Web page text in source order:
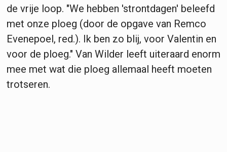
de vrije loop. "We hebben 'strontdagen' beleefd
met onze ploeg (door de opgave van Remco
Evenepoel, red.). Ik ben zo blij, voor Valentin en
voor de ploeg." Van Wilder leeft uiteraard enorm
mee met wat die ploeg allemaal heeft moeten
trotseren.